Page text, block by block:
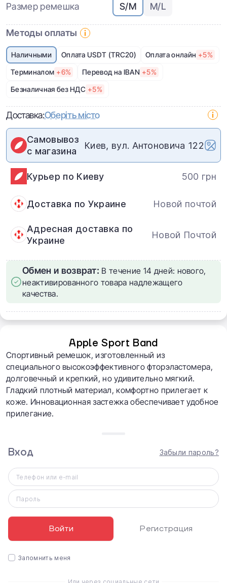
Размер ремешка S/M M/L
Методы оплаты
Наличными Оплата USDT (TRC20) Оплата онлайн +5%
Терминалом +6% Перевод на IBAN +5%
Безналичная без НДС +5%
Доставка:Оберіть місто
Самовывоз
с магазина
Киев, вул. Антоновича 122
Курьер по Киеву 500 грн
Доставка по Украине Новой почтой
Адресная доставка по
Украине
Новой Почтой
Обмен и возврат: В течение 14 дней: нового,
неактивированного товара надлежащего
качества.
Apple Sport Band
Спортивный ремешок, изготовленный из
специального высокоэффективного фторэластомера,
долговечный и крепкий, но удивительно мягкий.
Гладкий плотный материал, комфортно прилегает к
коже. Инновационная застежка обеспечивает удобное
прилегание.
Где выгодно купить Apple Sport Band?
Вход Забыли пароль?
Телефон или e-mail
Пароль
Войти Регистрация
Запомнить меня